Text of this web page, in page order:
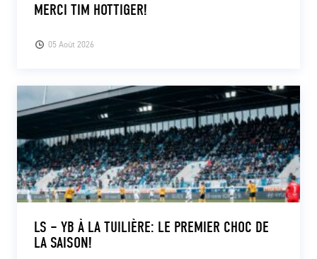
05 Août 2026
MERCI TIM HOTTIGER!
LS – YB À LA TUILIÈRE: LE PREMIER CHOC DE
LA SAISON!